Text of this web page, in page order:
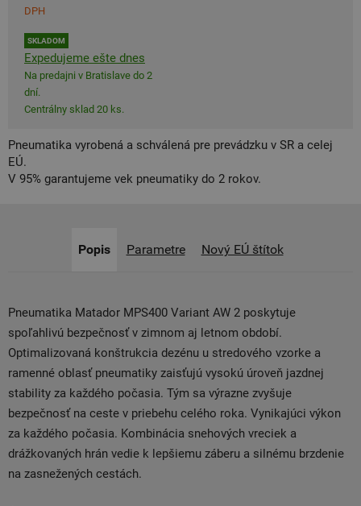
DPH
SKLADOM
Expedujeme ešte dnes
Na predajni v Bratislave do 2
dní.
Centrálny sklad 20 ks.
Pneumatika vyrobená a schválená pre prevádzku v SR a celej
EÚ.
V 95% garantujeme vek pneumatiky do 2 rokov.
Popis Parametre Nový EÚ štítok
Pneumatika Matador MPS400 Variant AW 2 poskytuje
spoľahlivú bezpečnosť v zimnom aj letnom období.
Optimalizovaná konštrukcia dezénu u stredového vzorke a
ramenné oblasť pneumatiky zaisťujú vysokú úroveň jazdnej
stability za každého počasia. Tým sa výrazne zvyšuje
bezpečnosť na ceste v priebehu celého roka. Vynikajúci výkon
za každého počasia. Kombinácia snehových vreciek a
drážkovaných hrán vedie k lepšiemu záberu a silnému brzdenie
na zasnežených cestách.